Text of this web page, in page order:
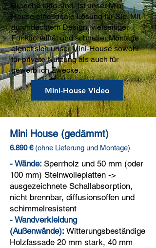
Branche tätig sind, ist unser Mini-
House eine ideale Lösung für Sie. Mit
durchdachtem Design, vielseitiger
Funktionalität und schneller Montage
eignet sich unser Mini-House sowohl
für private Nutzung als auch für
gewerblich Zwecke.
Mini-House Video
Mini House (gedämmt)
6.890 € (ohne Lieferung und Montage)
- Wände: Sperrholz und 50 mm (oder
100 mm) Steinwolleplatten ->
ausgezeichnete Schallabsorption,
nicht brennbar, diffusionsoffen und
schimmelresistent
- Wandverkleidung
(Außenwände): Witterungsbeständige
Holzfassade 20 mm stark, 40 mm